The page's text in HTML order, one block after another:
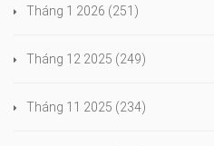
Tháng 1 2026 (251)
Tháng 12 2025 (249)
Tháng 11 2025 (234)